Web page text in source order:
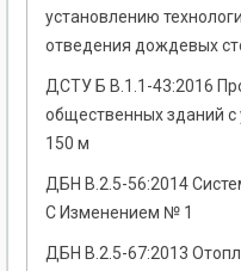
установлению
отведения дождевых
ДСТУ Б В.1.1-43:2016
общественных зданий с
150 м
ДБН В.2.5-56:2014
С Изменением № 1
ДБН В.2.5-67:2013